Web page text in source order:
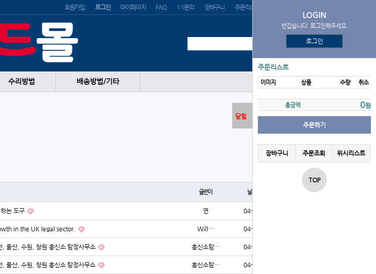
회원가입 로그인 마이페이지 FAQ 1:1문의 장바구니 주문리스트
수리방법 배송방법/기타
LOGIN
반갑습니다. 로그인해주세요.
로그인
주문리스트
이미지 상품 수량 취소
총금액 0원
주문하기
장바구니 주문조회 위시리스트
TOP
닫힘
글쓴이 날짜
는 도구 연 04-14
in the UK legal sector. Will… 04-20
울산, 수원, 창원 흥신소 탐정사무소 흥신소탐… 04-21
울산, 수원, 창원 흥신소 탐정사무소 흥신소탐… 04-24